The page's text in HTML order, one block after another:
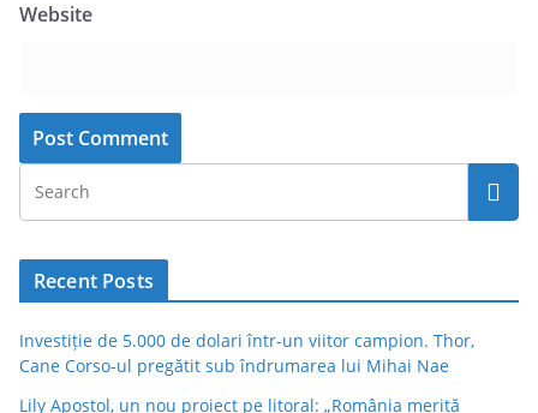
Website
Recent Posts
Investiție de 5.000 de dolari într-un viitor campion. Thor,
Cane Corso-ul pregătit sub îndrumarea lui Mihai Nae
Lily Apostol, un nou proiect pe litoral: „România merită